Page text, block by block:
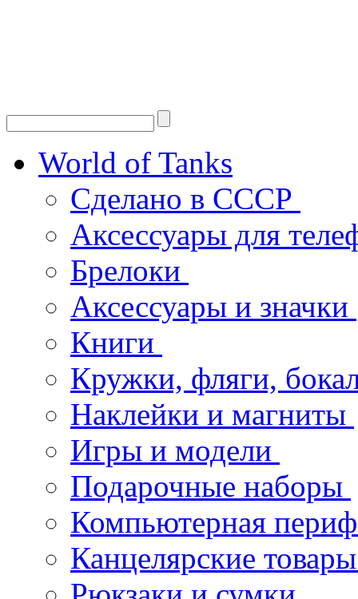
World of Tanks
Сделано в СССР
Аксессуары для
Брелоки
Аксессуары и значки
Книги
Кружки, фляги,
Наклейки и магниты
Игры и модели
Подарочные наборы
Компьютерная
Канцелярские